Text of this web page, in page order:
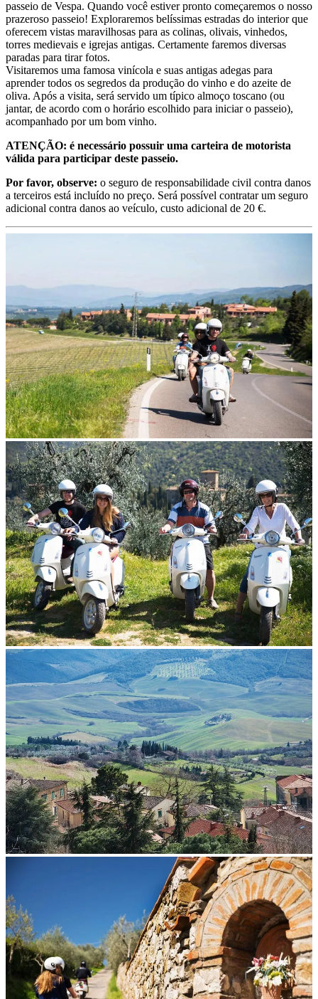
passeio de Vespa. Quando você estiver pronto começaremos o nosso
prazeroso passeio! Exploraremos belíssimas estradas do interior que
oferecem vistas maravilhosas para as colinas, olivais, vinhedos,
torres medievais e igrejas antigas. Certamente faremos diversas
paradas para tirar fotos.
Visitaremos uma famosa vinícola e suas antigas adegas para
aprender todos os segredos da produção do vinho e do azeite de
oliva. Após a visita, será servido um típico almoço toscano (ou
jantar, de acordo com o horário escolhido para iniciar o passeio),
acompanhado por um bom vinho.
ATENÇÃO: é necessário possuir uma carteira de motorista
válida para participar deste passeio.
Por favor, observe: o seguro de responsabilidade civil contra danos
a terceiros está incluído no preço. Será possível contratar um seguro
adicional contra danos ao veículo, custo adicional de 20 €.